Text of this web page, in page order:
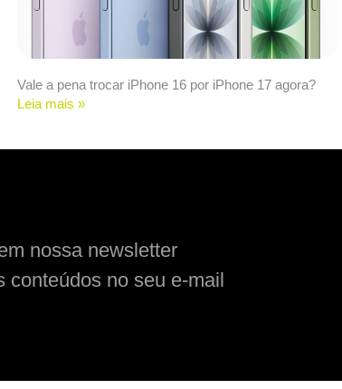
Vale a pena trocar iPhone 16 por iPhone 17 agora?
Leia mais »
nossa newsletter
conteúdos no seu e-mail